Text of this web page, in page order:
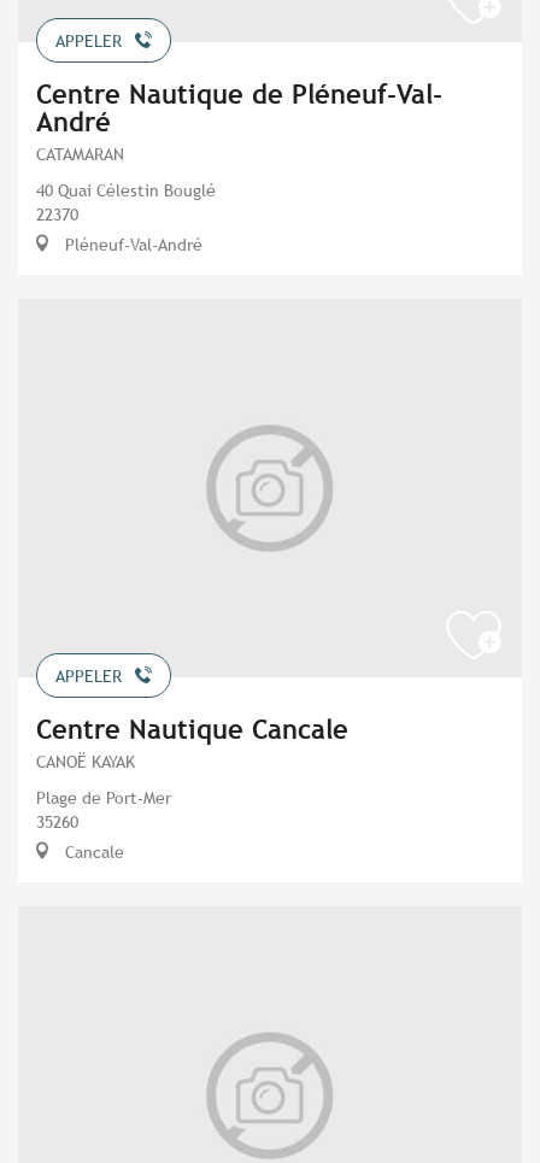
APPELER
Centre Nautique de Pléneuf-Val-
André
CATAMARAN
40 Quai Célestin Bouglé
22370
Pléneuf-Val-André
APPELER
Centre Nautique Cancale
CANOË KAYAK
Plage de Port-Mer
35260
Cancale